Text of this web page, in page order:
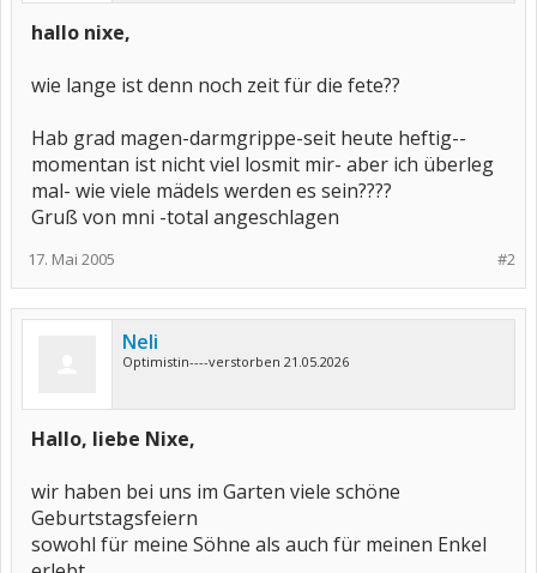
hallo nixe,
wie lange ist denn noch zeit für die fete??
Hab grad magen-darmgrippe-seit heute heftig--
momentan ist nicht viel losmit mir- aber ich überleg
mal- wie viele mädels werden es sein????
Gruß von mni -total angeschlagen
#2
17. Mai 2005
Neli
Optimistin----verstorben 21.05.2026
Hallo, liebe Nixe,
wir haben bei uns im Garten viele schöne
Geburtstagsfeiern
sowohl für meine Söhne als auch für meinen Enkel